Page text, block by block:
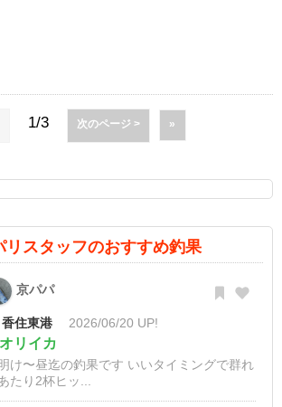
1/3 次のページ > »
リスタッフのおすすめ釣果
京パパ
香住東港 2026/06/20 UP!
リイカ
け〜昼迄の釣果です いいタイミングで群れ
たり2杯ヒッ...